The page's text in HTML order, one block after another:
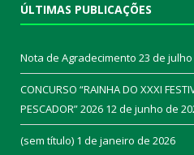
ÚLTIMAS PUBLICAÇÕES
Nota de Agradecimento 23 de
CONCURSO “RAINHA DO XXXI
PESCADOR” 2026 12 de junho de
(sem título) 1 de janeiro de 2026